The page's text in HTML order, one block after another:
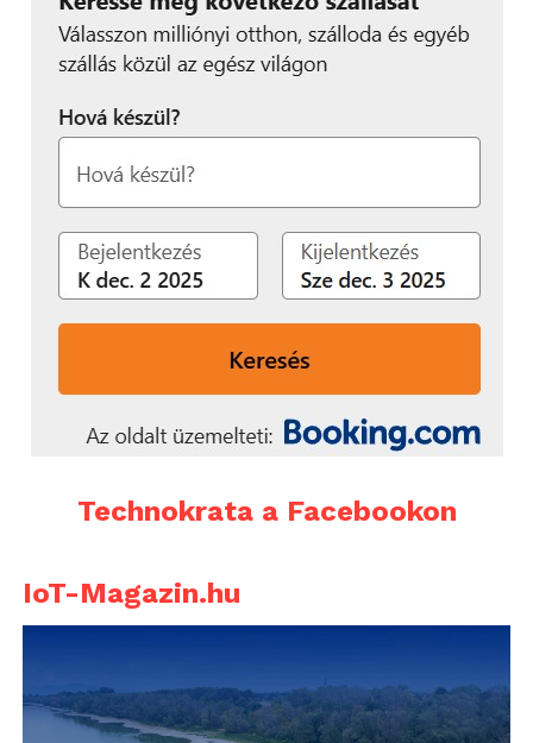
Technokrata a Facebookon
IoT-Magazin.hu